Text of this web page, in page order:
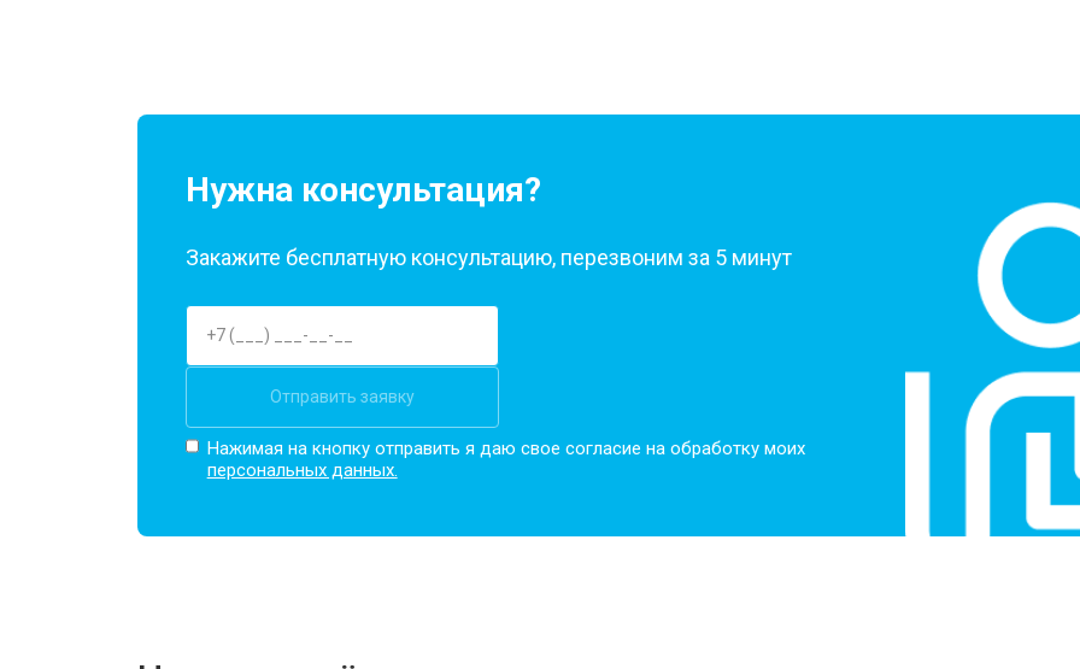
Нужна консультация?
Закажите бесплатную консультацию, перезвоним за 5 минут
Отправить заявку
Нажимая на кнопку отправить я даю свое согласие на обработку моих
персональных данных.